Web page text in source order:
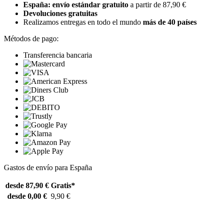
España: envío estándar gratuito a partir de 87,90 €
Devoluciones gratuitas
Realizamos entregas en todo el mundo más de 40 países
Métodos de pago:
Transferencia bancaria
Gastos de envío para España
desde 87,90 € Gratis*
desde 0,00 € 9,90 €